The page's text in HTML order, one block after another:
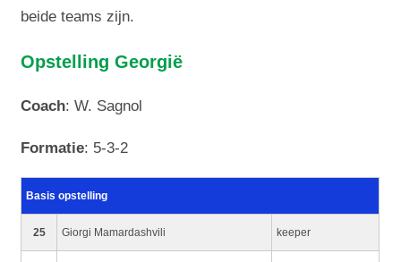
beide teams zijn.
Opstelling Georgië
Coach: W. Sagnol
Formatie: 5-3-2
Basis opstelling
25 Giorgi Mamardashvili keeper